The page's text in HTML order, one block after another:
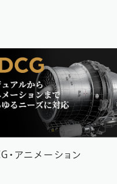
・アニメーション